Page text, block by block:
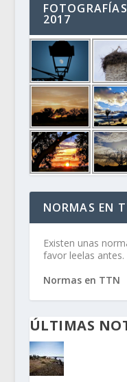
2017
NORMAS EN
Existen unas
favor leelas antes.
Normas en TTN
ÚLTIMAS